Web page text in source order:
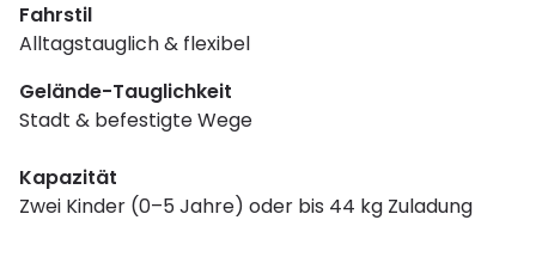
Fahrstil
Alltagstauglich & flexibel
Gelände-Tauglichkeit
Stadt & befestigte Wege
Kapazität
Zwei Kinder (0–5 Jahre) oder bis 44 kg Zuladung